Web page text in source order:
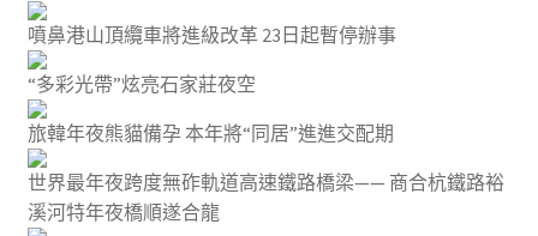
噴鼻港山頂纜車將進級改革 23日起暫停辦事
“多彩光帶”炫亮石家莊夜空
旅韓年夜熊貓備孕 本年將“同居”進進交配期
世界最年夜跨度無砟軌道高速鐵路橋梁—— 商合杭鐵路裕
溪河特年夜橋順遂合龍